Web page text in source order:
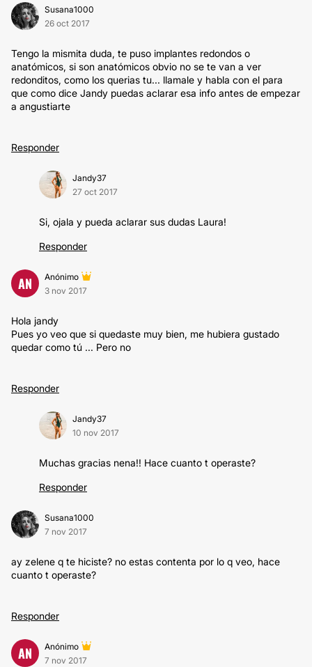
Susana1000
26 oct 2017
Tengo la mismita duda, te puso implantes redondos o
anatómicos, si son anatómicos obvio no se te van a ver
redonditos, como los querias tu... llamale y habla con el para
que como dice Jandy puedas aclarar esa info antes de empezar
a angustiarte
Responder
Jandy37
27 oct 2017
Si, ojala y pueda aclarar sus dudas Laura!
Responder
AN
Anónimo
3 nov 2017
Hola jandy
Pues yo veo que si quedaste muy bien, me hubiera gustado
quedar como tú ... Pero no
Responder
Jandy37
10 nov 2017
Muchas gracias nena!! Hace cuanto t operaste?
Responder
Susana1000
7 nov 2017
ay zelene q te hiciste? no estas contenta por lo q veo, hace
cuanto t operaste?
Responder
AN
Anónimo
7 nov 2017